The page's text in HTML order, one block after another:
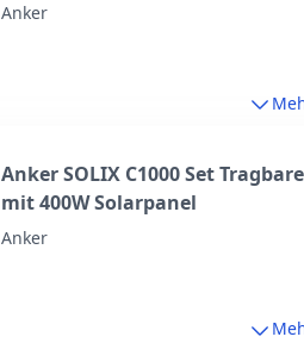
Anker
Anker SOLIX C1000 Set
mit 400W Solarpanel
Anker